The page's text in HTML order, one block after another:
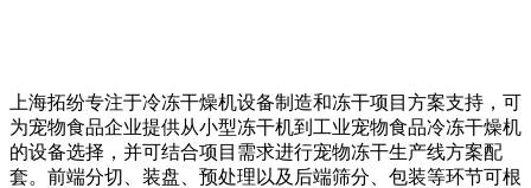
上海拓纷专注于冷冻干燥机设备制造和冻干项目方案支持，可
为宠物食品企业提供从小型冻干机到工业宠物食品冷冻干燥机
的设备选择，并可结合项目需求进行宠物冻干生产线方案配
套。前端分切、装盘、预处理以及后端筛分、包装等环节可根